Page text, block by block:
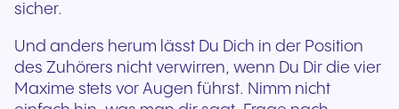
sicher.
Und anders herum lässt Du Dich in der Position
des Zuhörers nicht verwirren, wenn Du Dir die vier
Maxime stets vor Augen führst. Nimm nicht